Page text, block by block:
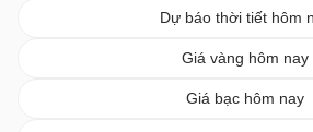
Dự báo thời tiết hôm
Giá vàng hôm nay
Giá bạc hôm nay